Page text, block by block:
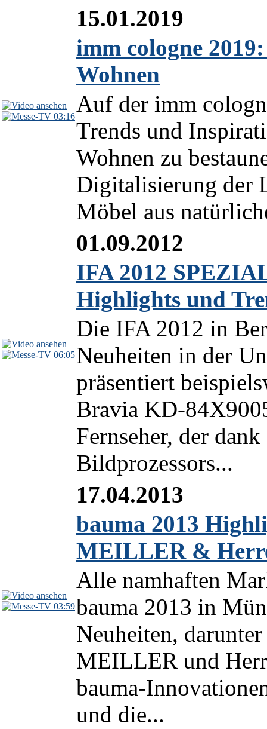
03:16
15.01.2019
imm cologne
Wohnen
Auf der imm
Trends und
Wohnen zu
Digitalisierung der
Möbel aus
06:05
01.09.2012
IFA 2012
Highlights und
Die IFA 2012 in
Neuheiten in der
präsentiert
Bravia KD-
Fernseher, der
Bildprozessors...
03:59
17.04.2013
bauma 2013
MEILLER &
Alle namhaften
bauma 2013 in
Neuheiten,
MEILLER und
bauma-
und die...